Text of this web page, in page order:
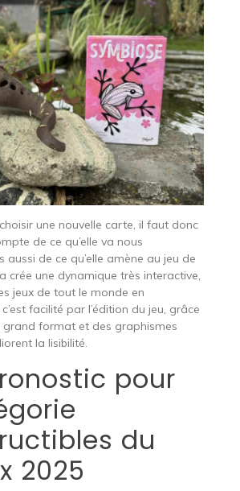
une nouvelle carte, il faut donc
de ce qu’elle va nous
de ce qu’elle amène au jeu de
crée une dynamique très interactive,
jeux de tout le monde en
facilité par l’édition du jeu, grâce
format et des graphismes
la lisibilité.
pour
du
2025